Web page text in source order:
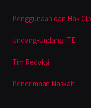
Penggunaan dan Hak
Undang-Undang ITE
Tim Redaksi
Penerimaan Naskah